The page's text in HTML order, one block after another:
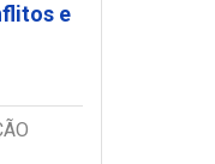
e